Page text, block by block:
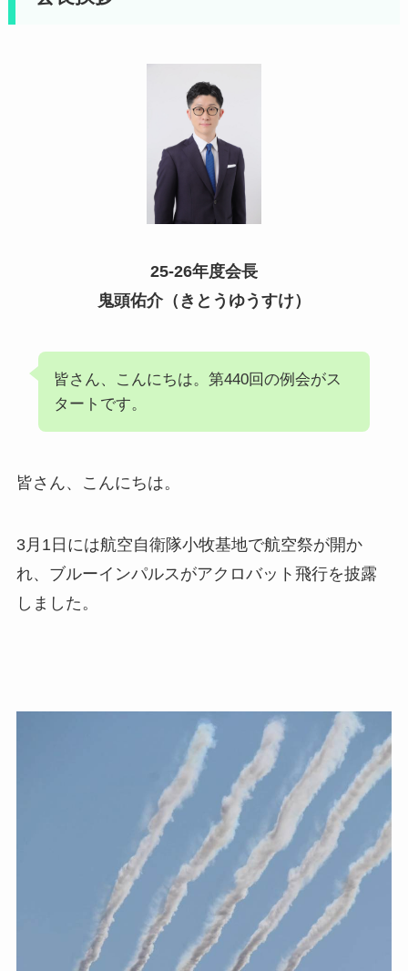
25-26年度会長
鬼頭佑介（きとうゆうすけ）
皆さん、こんにちは。第440回の例会がス
タートです。
皆さん、こんにちは。
3月1日には航空自衛隊小牧基地で航空祭が開か
れ、ブルーインパルスがアクロバット飛行を披露
しました。